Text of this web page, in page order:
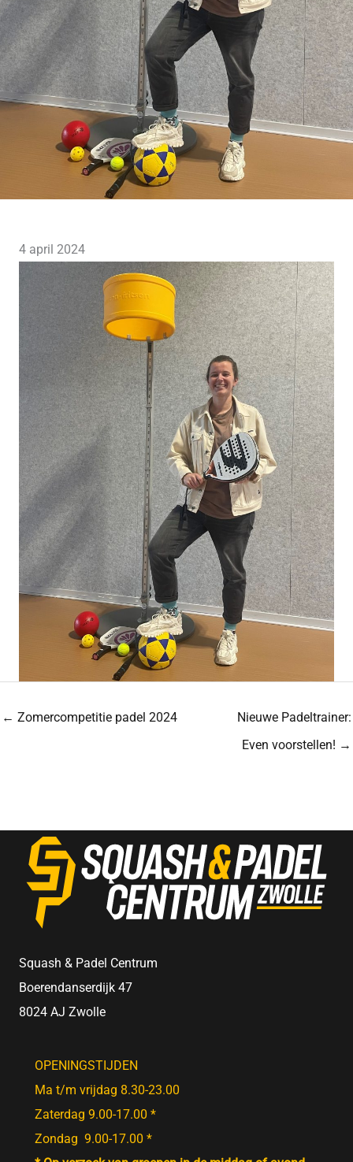
4 april 2024
← Zomercompetitie padel 2024
Nieuwe Padeltrainer:
Even voorstellen! →
Squash & Padel Centrum
Boerendanserdijk 47
8024 AJ Zwolle
OPENINGSTIJDEN
Ma t/m vrijdag 8.30-23.00
Zaterdag 9.00-17.00 *
Zondag 9.00-17.00 *